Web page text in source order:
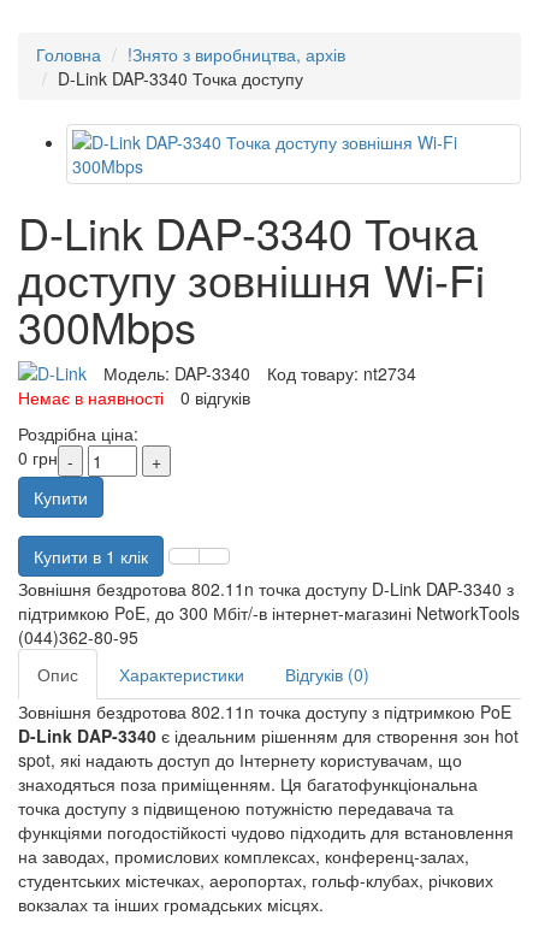
Головна
!Знято з виробництва, архів
D-Link DAP-3340 Точка доступу
D-Link DAP-3340 Точка
доступу зовнішня Wi-Fi
300Mbps
Модель: DAP-3340 Код товару: nt2734
Немає в наявності
0 відгуків
Роздрібна ціна:
0 грн
Купити
Купити в 1 клік
Зовнішня бездротова 802.11n точка доступу D-Link DAP-3340 з
підтримкою PoE, до 300 Мбіт/-в інтернет-магазині NetworkTools
(044)362-80-95
Опис
Характеристики
Відгуків (0)
Зовнішня бездротова 802.11n точка доступу з підтримкою PoE
D-Link DAP-3340 є ідеальним рішенням для створення зон hot
spot, які надають доступ до Інтернету користувачам, що
знаходяться поза приміщенням. Ця багатофункціональна
точка доступу з підвищеною потужністю передавача та
функціями погодостійкості чудово підходить для встановлення
на заводах, промислових комплексах, конференц-залах,
студентських містечках, аеропортах, гольф-клубах, річкових
вокзалах та інших громадських місцях.